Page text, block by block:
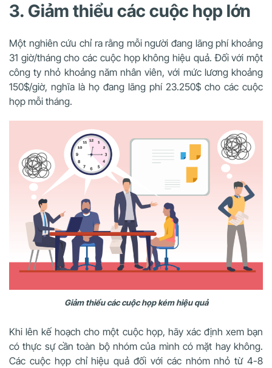
3. Giảm thiểu các cuộc họp lớn
Một nghiên cứu chỉ ra rằng mỗi người đang lãng phí khoảng
31 giờ/tháng cho các cuộc họp không hiệu quả. Đối với một
công ty nhỏ khoảng năm nhân viên, với mức lương khoảng
150$/giờ, nghĩa là họ đang lãng phí 23.250$ cho các cuộc
họp mỗi tháng.
Giảm thiểu các cuộc họp kém hiệu quả
Khi lên kế hoạch cho một cuộc họp, hãy xác định xem bạn
có thực sự cần toàn bộ nhóm của mình có mặt hay không.
Các cuộc họp chỉ hiệu quả đối với các nhóm nhỏ từ 4-8